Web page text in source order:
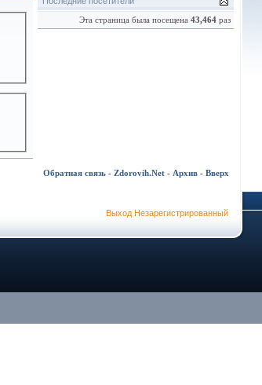
Эта страница была посещена 43,464 раз
Обратная связь - Zdorovih.Net - Архив - Вверх
Выход Незарегистрированный